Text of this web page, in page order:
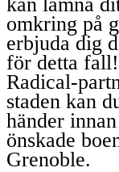
omkring på
erbjuda dig
för detta
Radical-
staden kan
händer
önskade
Grenoble.